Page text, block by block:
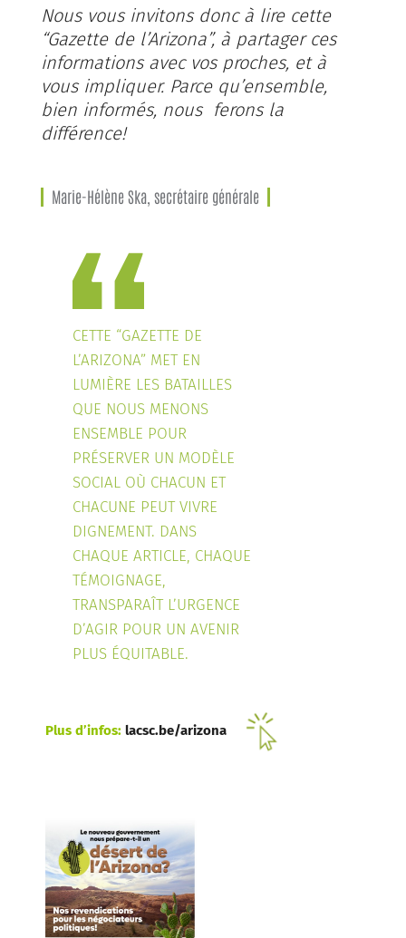
Nous vous invitons donc à lire cette
“Gazette de l’Arizona”, à partager ces
informations avec vos proches, et à
vous impliquer. Parce qu’ensemble,
bien informés, nous ferons la
différence!
Marie-Hélène Ska, secrétaire générale
CETTE “GAZETTE DE
L’ARIZONA” MET EN
LUMIÈRE LES BATAILLES
QUE NOUS MENONS
ENSEMBLE POUR
PRÉSERVER UN MODÈLE
SOCIAL OÙ CHACUN ET
CHACUNE PEUT VIVRE
DIGNEMENT. DANS
CHAQUE ARTICLE, CHAQUE
TÉMOIGNAGE,
TRANSPARAÎT L’URGENCE
D’AGIR POUR UN AVENIR
PLUS ÉQUITABLE.
Plus d’infos: lacsc.be/arizona